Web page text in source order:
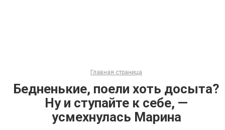
Главная страница
Бедненькие, поели хоть досыта?
Ну и ступайте к себе, —
усмехнулась Марина